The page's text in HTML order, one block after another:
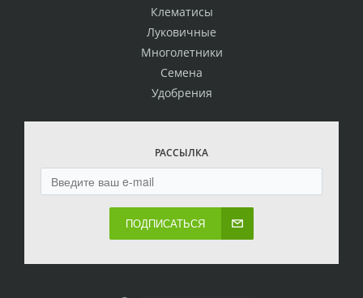
Клематисы
Луковичные
Многолетники
Семена
Удобрения
РАССЫЛКА
ПОДПИСАТЬСЯ